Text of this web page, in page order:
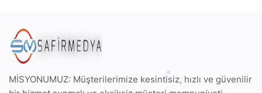
MİSYONUMUZ: Müşterilerimize kesintisiz, hızlı ve güvenilir